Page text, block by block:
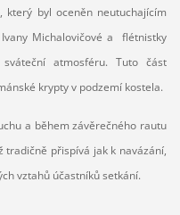
který byl oceněn neutuchajícím
Michalovičové a flétnistky
atmosféru. Tuto část
krypty v podzemí kostela.
a během závěrečného rautu
přispívá jak k navázání,
vztahů účastníků setkání.